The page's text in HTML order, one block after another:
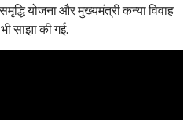
योजना और मुख्यमंत्री कन्या विवाह
साझा की गई.